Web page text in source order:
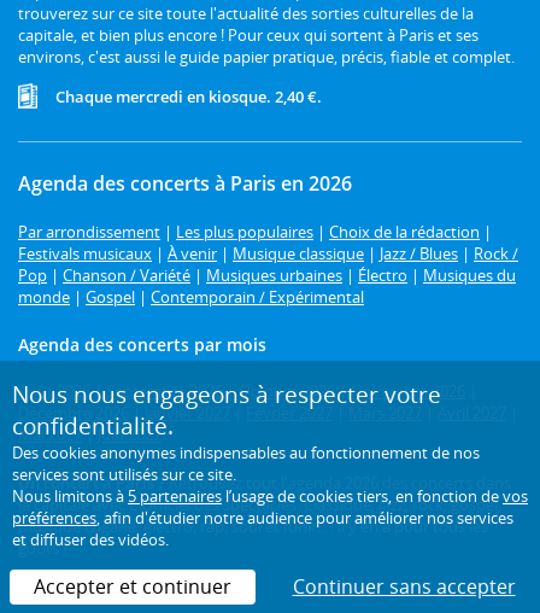
trouverez sur ce site toute l'actualité des sorties culturelles de la
capitale, et bien plus encore ! Pour ceux qui sortent à Paris et ses
environs, c'est aussi le guide papier pratique, précis, fiable et complet.
Chaque mercredi en kiosque. 2,40 €.
Agenda des concerts à Paris en 2026
Par arrondissement | Les plus populaires | Choix de la rédaction |
Festivals musicaux | À venir | Musique classique | Jazz / Blues | Rock /
Pop | Chanson / Variété | Musiques urbaines | Électro | Musiques du
monde | Gospel | Contemporain / Expérimental
Agenda des concerts par mois
Août 2026| Septembre 2026|Octobre 2026|Novembre 2026
Décembre 2026
| Janvier 2027 Février 2027
Mai 2027| Juin 2027
Un concert à Paris ?Retrouvez tout l'agenda 2026 des concerts dans
la capitale avec L'Officiel des spectacles. Classique, jazz, rock, gospel,
musique tzigane, électro, rap, soul et funk... : il y en a pour tous les
goûts !
Nous nous engageons à respecter votre
confidentialité.
Des cookies anonymes indispensables au fonctionnement de nos
services sont utilisés sur ce site.
Nous limitons à 5 partenaires l’usage de cookies tiers, en fonction devos
préférences, afin d'étudier notre audience pour améliorer nos services
et diffuser des vidéos.
Accepter et continuer Continuer sans accepter